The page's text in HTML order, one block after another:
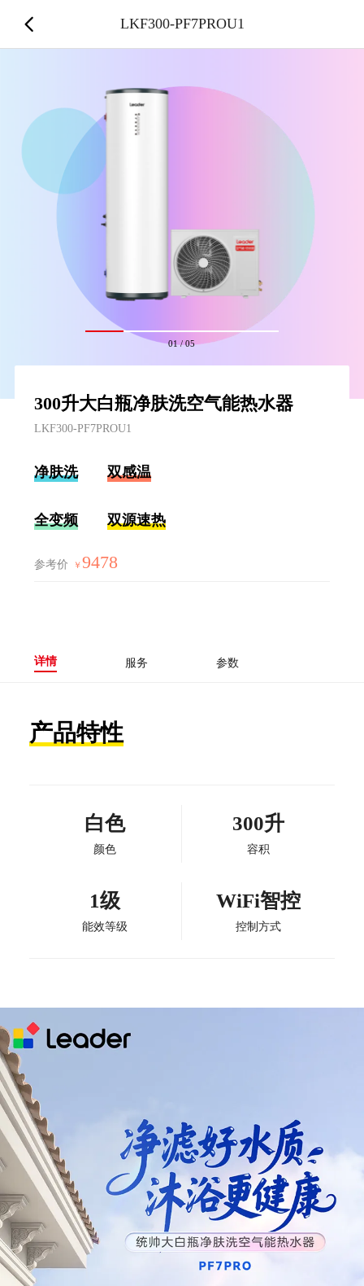
01/05
300升大白瓶净肤洗空气能热水器
LKF300-PF7PROU1
净肤洗 双感温
全变频 双源速热
参考价 ￥9478
详情 服务 参数
产品特性
白色
颜色
300升
容积
1级
能效等级
WiFi智控
控制方式
LKF300-PF7PROU1